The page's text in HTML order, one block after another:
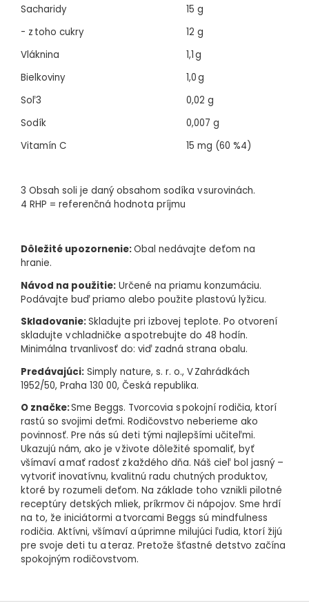
Sacharidy
15 g
- z toho cukry
12 g
Vláknina
1,1 g
Bielkoviny
1,0 g
Soľ3
0,02 g
Sodík
0,007 g
Vitamín C
15 mg (60 %4)
3 Obsah soli je daný obsahom sodíka v surovinách.
4 RHP = referenčná hodnota príjmu
Dôležité upozornenie:Obal nedávajte deťom na
hranie.
Návod na použitie: Určené na priamu konzumáciu.
Podávajte buď priamo alebo použite plastovú lyžicu.
Skladovanie:Skladujte pri izbovej teplote. Po otvorení
skladujte v chladničke a spotrebujte do 48 hodín.
Minimálna trvanlivosť do: viď zadná strana obalu.
Predávajúci: Simply nature, s. r. o., V Zahrádkách
1952/50, Praha 130 00, Česká republika.
O značke:Sme Beggs. Tvorcovia s pokojní rodičia, ktorí
rastú so svojimi deťmi. Rodičovstvo neberieme ako
povinnosť. Pre nás sú deti tými najlepšími učiteľmi.
Ukazujú nám, ako je v živote dôležité spomaliť, byť
všímaví a mať radosť z každého dňa. Náš cieľ bol jasný –
vytvoriť inovatívnu, kvalitnú radu chutných produktov,
ktoré by rozumeli deťom. Na základe toho vznikli pilotné
receptúry detských mliek, príkrmov či nápojov. Sme hrdí
na to, že iniciátormi a tvorcami Beggs sú mindfulness
rodičia. Aktívni, všímaví a úprimne milujúci ľudia, ktorí žijú
pre svoje deti tu a teraz. Pretože šťastné detstvo začína
spokojným rodičovstvom.